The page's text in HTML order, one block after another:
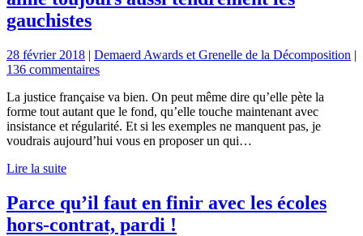
gauchistes
28 février 2018 | Demaerd Awards et Grenelle de la Décomposition |
136 commentaires
La justice française va bien. On peut même dire qu’elle pète la
forme tout autant que le fond, qu’elle touche maintenant avec
insistance et régularité. Et si les exemples ne manquent pas, je
voudrais aujourd’hui vous en proposer un qui…
Lire la suite
Parce qu’il faut en finir avec les écoles
hors-contrat, pardi !